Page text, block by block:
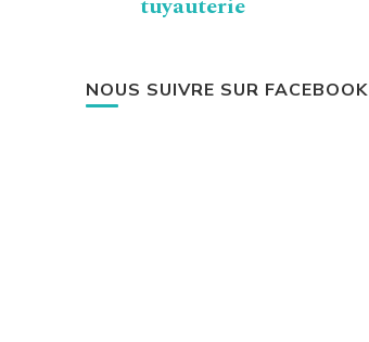
tuyauterie
NOUS SUIVRE SUR FACEBOOK